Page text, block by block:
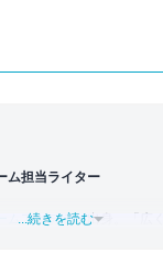
ム担当ライター
ムアカデミー 出身。「広
...続きを読む